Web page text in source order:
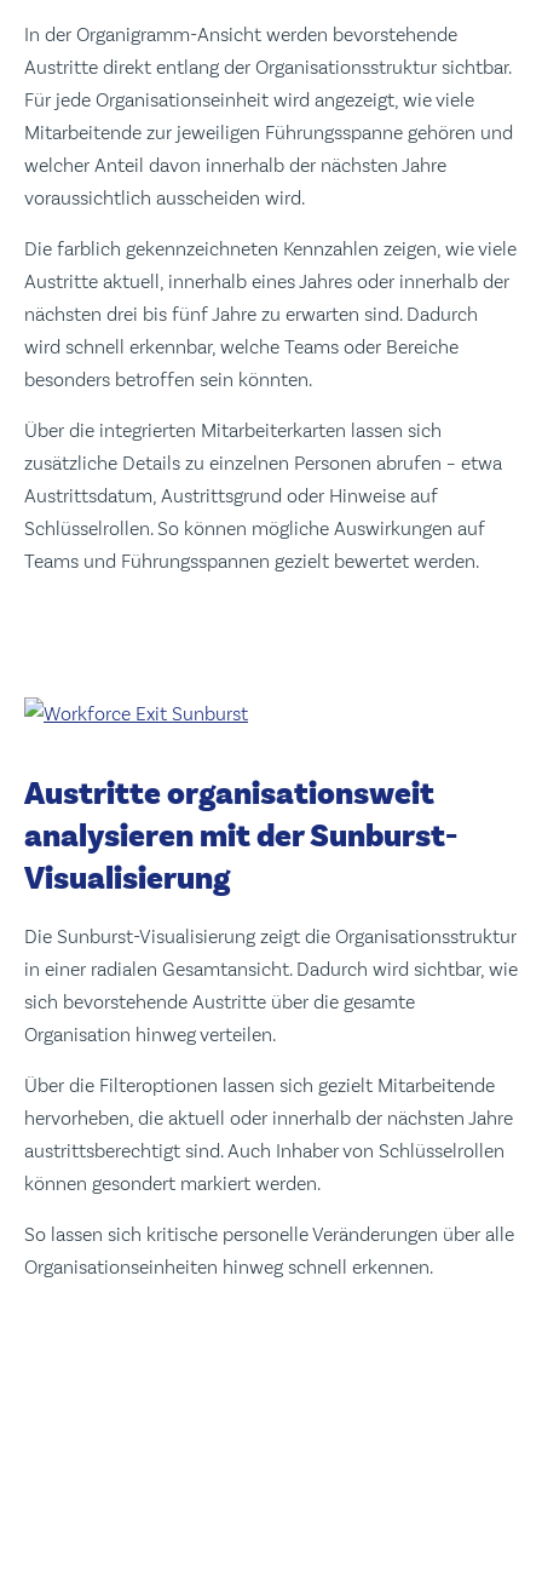
In der Organigramm-Ansicht werden bevorstehende
Austritte direkt entlang der Organisationsstruktur sichtbar.
Für jede Organisationseinheit wird angezeigt, wie viele
Mitarbeitende zur jeweiligen Führungsspanne gehören und
welcher Anteil davon innerhalb der nächsten Jahre
voraussichtlich ausscheiden wird.
Die farblich gekennzeichneten Kennzahlen zeigen, wie viele
Austritte aktuell, innerhalb eines Jahres oder innerhalb der
nächsten drei bis fünf Jahre zu erwarten sind. Dadurch
wird schnell erkennbar, welche Teams oder Bereiche
besonders betroffen sein könnten.
Über die integrierten Mitarbeiterkarten lassen sich
zusätzliche Details zu einzelnen Personen abrufen – etwa
Austrittsdatum, Austrittsgrund oder Hinweise auf
Schlüsselrollen. So können mögliche Auswirkungen auf
Teams und Führungsspannen gezielt bewertet werden.
Austritte organisationsweit
analysieren mit der Sunburst-
Visualisierung
Die Sunburst-Visualisierung zeigt die Organisationsstruktur
in einer radialen Gesamtansicht. Dadurch wird sichtbar, wie
sich bevorstehende Austritte über die gesamte
Organisation hinweg verteilen.
Über die Filteroptionen lassen sich gezielt Mitarbeitende
hervorheben, die aktuell oder innerhalb der nächsten Jahre
austrittsberechtigt sind. Auch Inhaber von Schlüsselrollen
können gesondert markiert werden.
So lassen sich kritische personelle Veränderungen über alle
Organisationseinheiten hinweg schnell erkennen.